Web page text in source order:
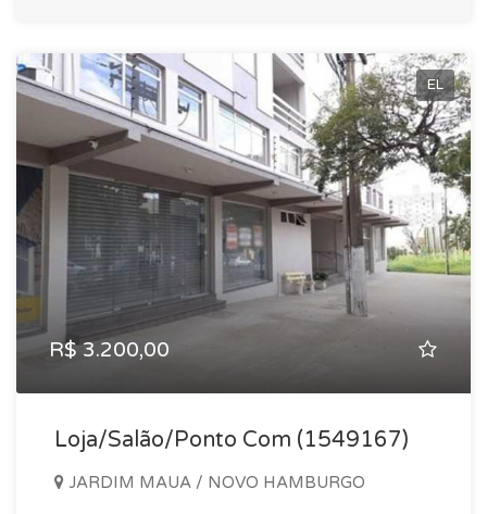
EL
R$ 3.200,00
Loja/Salão/Ponto Com (1549167)
JARDIM MAUA / NOVO HAMBURGO